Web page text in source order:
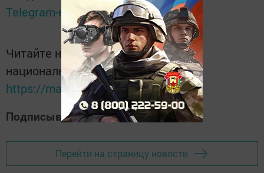
Telegram-каналеТатмедиа
Читайте новости Татарстана в
национальном мессенджере MАХ:
https://max.ru/tatmedia
Подписывайтесь на наш Дзен-канал
Перейти на страницу новости